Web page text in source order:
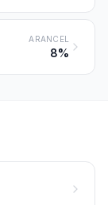
ARANCEL
8%